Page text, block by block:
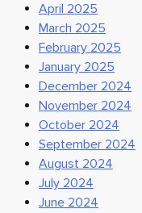
April 2025
March 2025
February 2025
January 2025
December 2024
November 2024
October 2024
September 2024
August 2024
July 2024
June 2024